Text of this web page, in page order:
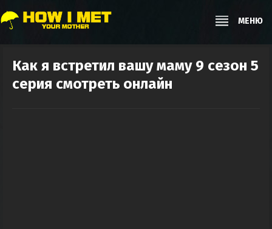
МЕНЮ
Как я встретил вашу маму 9 сезон 5
серия смотреть онлайн